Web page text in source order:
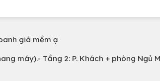
giá mềm ạ
máy).- Tầng 2: P. Khách + phòng Ngủ